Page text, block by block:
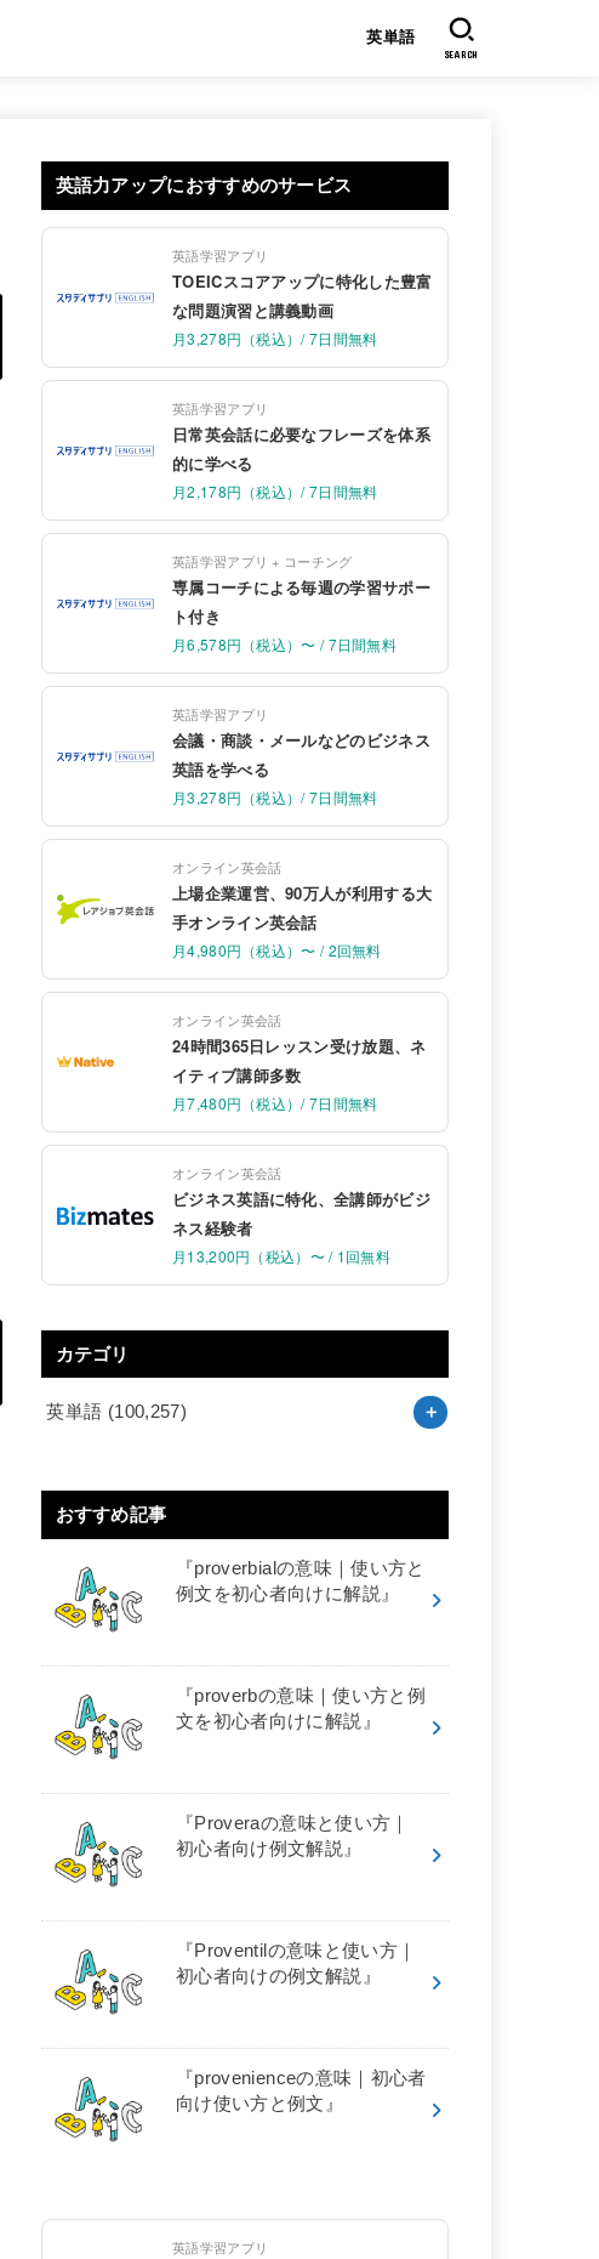
英単語
SEARCH
英語力アップにおすすめのサービス
英語学習アプリ
TOEICスコアアップに特化した豊富
な問題演習と講義動画
月3,278円（税込）/ 7日間無料
英語学習アプリ
日常英会話に必要なフレーズを体系
的に学べる
月2,178円（税込）/ 7日間無料
英語学習アプリ + コーチング
専属コーチによる毎週の学習サポー
ト付き
月6,578円（税込）〜 / 7日間無料
英語学習アプリ
会議・商談・メールなどのビジネス
英語を学べる
月3,278円（税込）/ 7日間無料
オンライン英会話
上場企業運営、90万人が利用する大
手オンライン英会話
月4,980円（税込）〜 / 2回無料
オンライン英会話
24時間365日レッスン受け放題、ネ
イティブ講師多数
月7,480円（税込）/ 7日間無料
オンライン英会話
ビジネス英語に特化、全講師がビジ
ネス経験者
月13,200円（税込）〜 / 1回無料
カテゴリ
英単語 (100,257)
おすすめ記事
『proverbialの意味｜使い方と
例文を初心者向けに解説』
『proverbの意味｜使い方と例
文を初心者向けに解説』
『Proveraの意味と使い方｜
初心者向け例文解説』
『Proventilの意味と使い方｜
初心者向けの例文解説』
『provenienceの意味｜初心者
向け使い方と例文』
英語学習アプリ